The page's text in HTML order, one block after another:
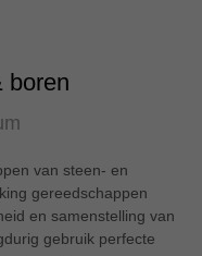
boren
van steen- en
gereedschappen
en samenstelling van
gebruik perfecte